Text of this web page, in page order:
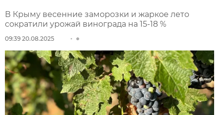
В Крыму весенние заморозки и жаркое лето
сократили урожай винограда на 15-18 %
09:39 20.08.2025